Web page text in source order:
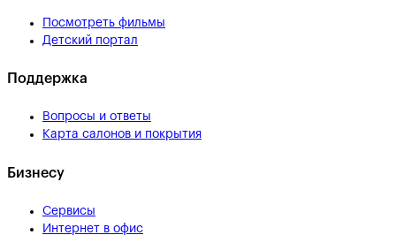
Посмотреть фильмы
Детский портал
Поддержка
Вопросы и ответы
Карта салонов и покрытия
Бизнесу
Сервисы
Интернет в офис